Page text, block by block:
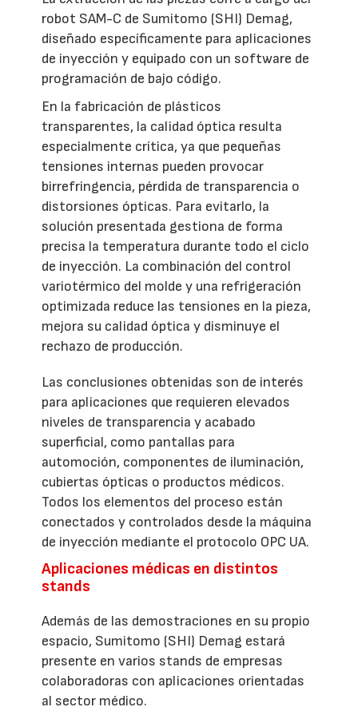
robot SAM-C de Sumitomo (SHI) Demag,
diseñado específicamente para aplicaciones
de inyección y equipado con un software de
programación de bajo código.
En la fabricación de plásticos
transparentes, la calidad óptica resulta
especialmente crítica, ya que pequeñas
tensiones internas pueden provocar
birrefringencia, pérdida de transparencia o
distorsiones ópticas. Para evitarlo, la
solución presentada gestiona de forma
precisa la temperatura durante todo el ciclo
de inyección. La combinación del control
variotérmico del molde y una refrigeración
optimizada reduce las tensiones en la pieza,
mejora su calidad óptica y disminuye el
rechazo de producción.
Las conclusiones obtenidas son de interés
para aplicaciones que requieren elevados
niveles de transparencia y acabado
superficial, como pantallas para
automoción, componentes de iluminación,
cubiertas ópticas o productos médicos.
Todos los elementos del proceso están
conectados y controlados desde la máquina
de inyección mediante el protocolo OPC UA.
Aplicaciones médicas en distintos
stands
Además de las demostraciones en su propio
espacio, Sumitomo (SHI) Demag estará
presente en varios stands de empresas
colaboradoras con aplicaciones orientadas
al sector médico.